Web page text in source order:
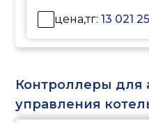
цена,тг:13 021
Контроллеры для
управления